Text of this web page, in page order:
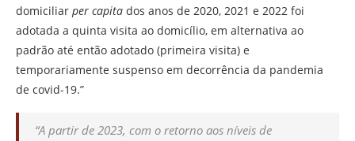
domiciliar per capita dos anos de 2020, 2021 e 2022 foi
adotada a quinta visita ao domicílio, em alternativa ao
padrão até então adotado (primeira visita) e
temporariamente suspenso em decorrência da pandemia
de covid-19.”
“A partir de 2023, com o retorno aos níveis de